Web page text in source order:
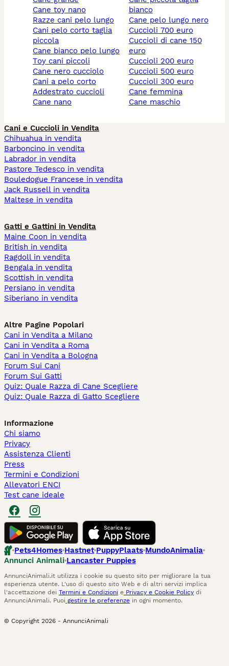
cane toy nano
razze cani pelo lungo
cani pelo corto taglia
piccola
cane bianco pelo lungo
toy cani piccoli
cane nero cucciolo
cani a pelo corto
addestrato cuccioli
cane nano
bianco
cane pelo lungo nero
cuccioli 700 euro
cuccioli di cane 150
euro
cuccioli 200 euro
cuccioli 500 euro
cuccioli 300 euro
cane femmina
cane maschio
Cani e Cuccioli in Vendita
Chihuahua in vendita
Barboncino in vendita
Labrador in vendita
Pastore Tedesco in vendita
Bouledogue Francese in vendita
Jack Russell in vendita
Maltese in vendita
Gatti e Gattini in Vendita
Maine Coon in vendita
British in vendita
Ragdoll in vendita
Bengala in vendita
Scottish in vendita
Persiano in vendita
Siberiano in vendita
Altre Pagine Popolari
Cani in Vendita a Milano
Cani in Vendita a Roma
Cani in Vendita a Bologna
Forum Sui Cani
Forum Sui Gatti
Quiz: Quale Razza di Cane Scegliere
Quiz: Quale Razza di Gatto Scegliere
Informazione
Chi siamo
Privacy
Assistenza Clienti
Press
Termini e Condizioni
Allevatori ENCI
Test cane ideale
Pets4Homes Hastnet PuppyPlaats MundoAnimalia
Annunci Animali Lancaster Puppies
AnnunciAnimali.it utilizza i cookie su questo sito per migliorare la tua
esperienza utente. L'uso di questo sito Web e di altri servizi implica
l'accettazione dei Termini e Condizioni e Privacy e Cookie Policy di
AnnunciAnimali. Puoi gestire le preferenze in ogni momento.
© Copyright 2026 - AnnunciAnimali